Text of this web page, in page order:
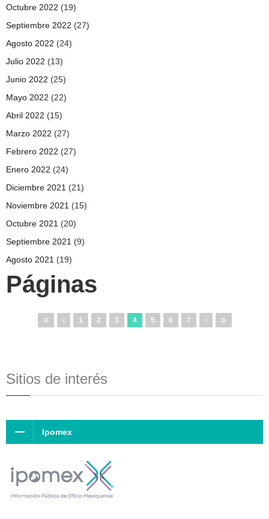
Octubre 2022 (19)
Septiembre 2022 (27)
Agosto 2022 (24)
Julio 2022 (13)
Junio 2022 (25)
Mayo 2022 (22)
Abril 2022 (15)
Marzo 2022 (27)
Febrero 2022 (27)
Enero 2022 (24)
Diciembre 2021 (21)
Noviembre 2021 (15)
Octubre 2021 (20)
Septiembre 2021 (9)
Agosto 2021 (19)
Páginas
1 2 3 4 5 6 7
Sitios de interés
Ipomex